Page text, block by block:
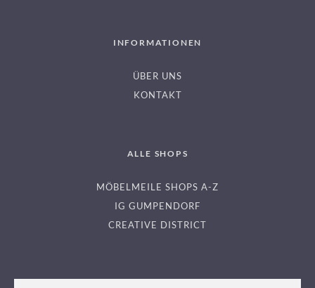
INFORMATIONEN
ÜBER UNS
KONTAKT
ALLE SHOPS
MÖBELMEILE SHOPS A-Z
IG GUMPENDORF
CREATIVE DISTRICT